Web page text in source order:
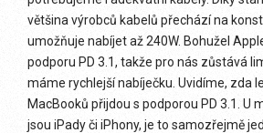
většina výrobců kabelů přechází na
umožňuje nabíjet až 240W. Bohužel
podporu PD 3.1, takže pro nás zůstává
máme rychlejší nabíječku. Uvidíme, zda
MacBooků přijdou s podporou PD 3.1. U
jsou iPady či iPhony, je to samozřejmě